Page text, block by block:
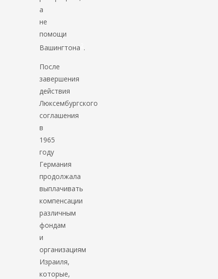
а
не
помощи
Вашингтона .
После
завершения
действия
Люксембургского
соглашения
в
1965
году
Германия
продолжала
выплачивать
компенсации
различным
фондам
и
организациям
Израиля,
которые,